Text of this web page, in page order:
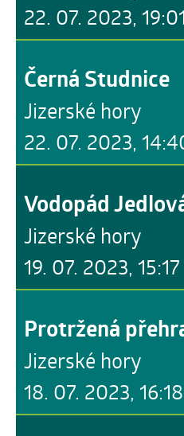
22. 07. 2023, 19:01
22. 07. 2023,
Černá Studnice
Jizerské hory
19. 07. 2023, 15:17
Vodopád
Jizerské hory
18. 07. 2023, 16:18
Protržená
Jizerské hory